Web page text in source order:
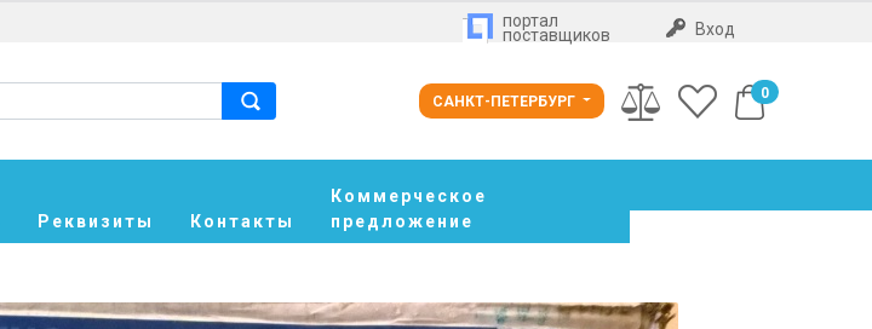
портал
поставщиков Вход
САНКТ-ПЕТЕРБУРГ 0
Реквизиты Контакты
Коммерческое
предложение